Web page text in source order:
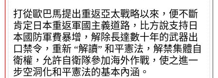
打從歐巴馬提出重返亞太戰略以來，便不斷
肯定日本重返軍國主義道路，比方說支持日
本國防軍費暴增，解除長達數十年的武器出
口禁令，重新 “解讀” 和平憲法，解禁集體自
衛權，允許自衛隊參加海外作戰，使之進一
步空洞化和平憲法的基本內涵。